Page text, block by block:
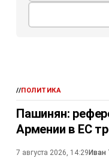
//ПОЛИТИКА
Пашинян:
Армении в ЕС
7 августа 2026, 14:29 Иван